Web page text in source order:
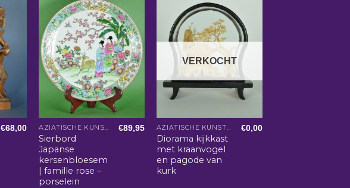
€68,00 AZIATISCHE KUNST EN WOONACCESSOIRES
Sierbord
Japanse
kersenbloesem
| famille rose –
porselein
€89,95
VERKOCHT
AZIATISCHE KUNST EN WOONACCESSOIRES
Diorama kijkkast
met kraanvogel
en pagode van
kurk
€0,00